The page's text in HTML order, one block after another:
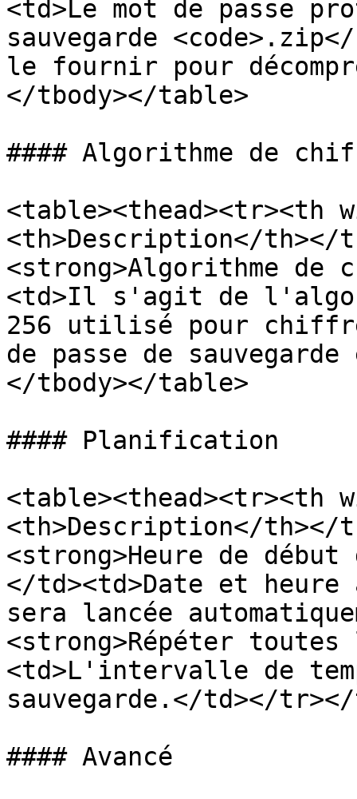
<td>Le mot de passe
sauvegarde
le fournir pour
</tbody></table>
#### Algorithme de
<table><thead><tr><th
<th>Description</th></
<strong>Algorithme de
<td>Il s'agit de
256 utilisé pour
de passe de
</tbody></table>
#### Planification
<table><thead><tr><th
<th>Description</th></
<strong>Heure de
</td><td>Date et heure
sera lancée
<strong>Répéter
<td>L'intervalle de
sauvegarde.</td></
#### Avancé